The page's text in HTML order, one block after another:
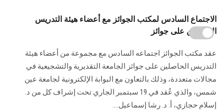
الاجتماع السادس لمكتب الجوائز مع أعضاء هيئة التدريس
الحاصلين على جوائز
عقد مكتب الجوائز اجتماعه السادس مع مجموعة من أعضاء هيئة
التدريس الحاصلين على جوائز الجامعة التقديرية والتشجيعية في
مجالات متعددة، وذلك بالتعاون مع البوابة الإلكترونية لجامعة عين
شمس، والذي عُقد في 19 سبتمبر الجاري تحت إشراف كل من د.
إسلام حجازي، أ. د. رشا إسماعيل....